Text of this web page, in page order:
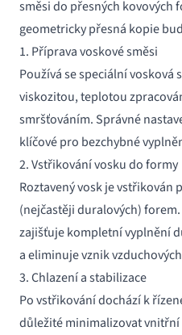
směsi do přesných kovových
geometricky přesná kopie
1. Příprava voskové směsi
Používá se speciální vosková
viskozitou, teplotou
smršťováním. Správné
klíčové pro bezchybné
2. Vstřikování vosku do formy
Roztavený vosk je vstřikován
(nejčastěji duralových)
zajišťuje kompletní vyplnění
a eliminuje vznik
3. Chlazení a stabilizace
Po vstřikování dochází k
důležité minimalizovat